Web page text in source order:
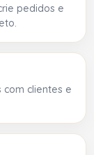
pedidos e
clientes e